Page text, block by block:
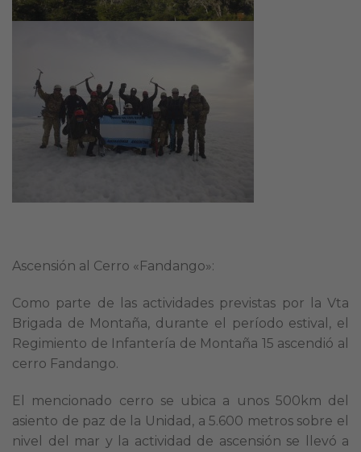
Ascensión al Cerro «Fandango»:
Como parte de las actividades previstas por la Vta
Brigada de Montaña, durante el período estival, el
Regimiento de Infantería de Montaña 15 ascendió al
cerro Fandango.
El mencionado cerro se ubica a unos 500km del
asiento de paz de la Unidad, a 5.600 metros sobre el
nivel del mar y la actividad de ascensión se llevó a